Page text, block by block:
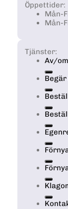
Öppettider:
Mån-
Mån-
Tjänster:
Av/